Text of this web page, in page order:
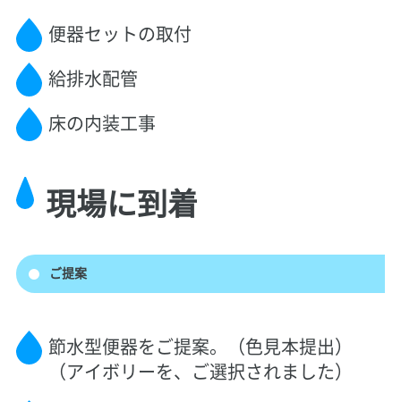
便器セットの取付
給排水配管
床の内装工事
現場に到着
ご提案
節水型便器をご提案。（色見本提出）
（アイボリーを、ご選択されました）